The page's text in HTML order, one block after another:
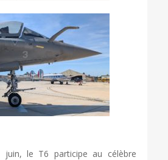
le T6 participe au célèbre